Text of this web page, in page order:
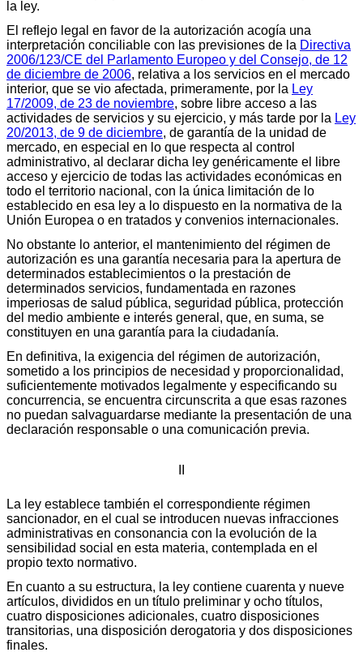
la ley.
El reflejo legal en favor de la autorización acogía una
interpretación conciliable con las previsiones de la Directiva
2006/123/CE del Parlamento Europeo y del Consejo, de 12
de diciembre de 2006, relativa a los servicios en el mercado
interior, que se vio afectada, primeramente, por la Ley
17/2009, de 23 de noviembre, sobre libre acceso a las
actividades de servicios y su ejercicio, y más tarde por la Ley
20/2013, de 9 de diciembre, de garantía de la unidad de
mercado, en especial en lo que respecta al control
administrativo, al declarar dicha ley genéricamente el libre
acceso y ejercicio de todas las actividades económicas en
todo el territorio nacional, con la única limitación de lo
establecido en esa ley a lo dispuesto en la normativa de la
Unión Europea o en tratados y convenios internacionales.
No obstante lo anterior, el mantenimiento del régimen de
autorización es una garantía necesaria para la apertura de
determinados establecimientos o la prestación de
determinados servicios, fundamentada en razones
imperiosas de salud pública, seguridad pública, protección
del medio ambiente e interés general, que, en suma, se
constituyen en una garantía para la ciudadanía.
En definitiva, la exigencia del régimen de autorización,
sometido a los principios de necesidad y proporcionalidad,
suficientemente motivados legalmente y especificando su
concurrencia, se encuentra circunscrita a que esas razones
no puedan salvaguardarse mediante la presentación de una
declaración responsable o una comunicación previa.
La ley establece también el correspondiente régimen
sancionador, en el cual se introducen nuevas infracciones
administrativas en consonancia con la evolución de la
sensibilidad social en esta materia, contemplada en el
propio texto normativo.
En cuanto a su estructura, la ley contiene cuarenta y nueve
artículos, divididos en un título preliminar y ocho títulos,
cuatro disposiciones adicionales, cuatro disposiciones
transitorias, una disposición derogatoria y dos disposiciones
finales.